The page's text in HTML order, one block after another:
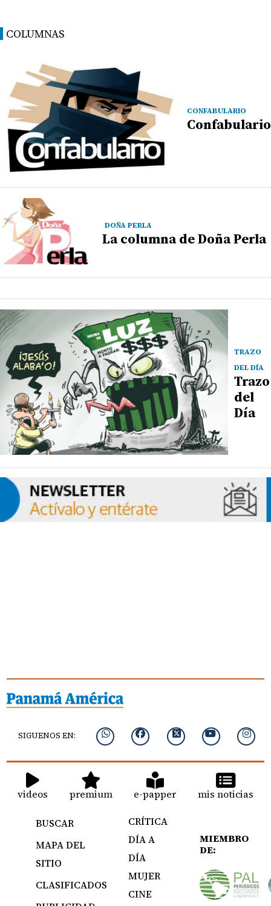
COLUMNAS
CONFABULARIO
Confabulario
DOÑA PERLA
La columna de Doña Perla
TRAZO
DEL DÍA
Trazo
del
Día
SIGUENOS EN:
videos premium e-papper mis noticias
BUSCAR
MAPA DEL
SITIO
CLASIFICADOS
CRÍTICA
DÍA A
DÍA
MUJER
CINE
MIEMBRO
DE: